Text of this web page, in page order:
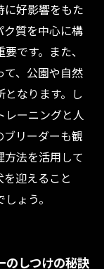
に好影響をもた
ク質を中心に構
です。また、
て、公園や自然
なります。し
レーニングと人
リーダーも観
法を活用して
迎えること
ょう。
のしつけの秘訣